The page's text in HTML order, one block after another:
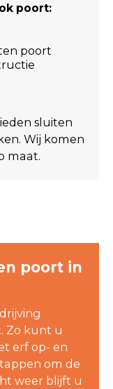
poort:
poort
sluiten
Wij komen
maat.
poort in
Zo kunt u
erf op- en
om de
weer blijft u